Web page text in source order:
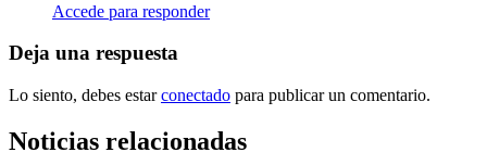
Accede para responder
Deja una respuesta
Lo siento, debes estarconectado para publicar un comentario.
Noticias relacionadas